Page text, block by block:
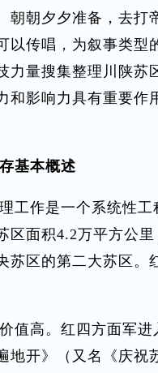
朝朝夕夕准备，去打
以传唱，为叙事类型
力量搜集整理川陕苏
和影响力具有重要作
基本概述
工作是一个系统性工
面积4.2万平方公里
苏区的第二大苏区。
值高。红四方面军进
地开》（又名《庆祝